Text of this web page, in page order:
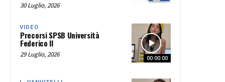
30 Luglio, 2026
00:00:00
VIDEO
Precorsi SPSB Università
Federico II
29 Luglio, 2026